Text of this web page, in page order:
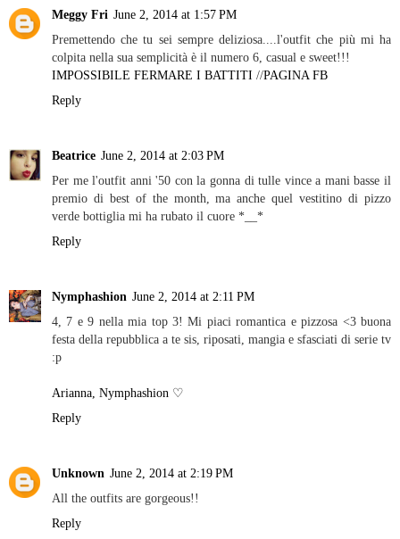
Meggy Fri June 2, 2014 at 1:57 PM
Premettendo che tu sei sempre deliziosa....l'outfit che più mi ha
colpita nella sua semplicità è il numero 6, casual e sweet!!!
IMPOSSIBILE FERMARE I BATTITI //PAGINA FB
Reply
Beatrice June 2, 2014 at 2:03 PM
Per me l'outfit anni '50 con la gonna di tulle vince a mani basse il
premio di best of the month, ma anche quel vestitino di pizzo
verde bottiglia mi ha rubato il cuore *__*
Reply
Nymphashion June 2, 2014 at 2:11 PM
4, 7 e 9 nella mia top 3! Mi piaci romantica e pizzosa <3 buona
festa della repubblica a te sis, riposati, mangia e sfasciati di serie tv
:p
Arianna, Nymphashion ♡
Reply
Unknown June 2, 2014 at 2:19 PM
All the outfits are gorgeous!!
Reply